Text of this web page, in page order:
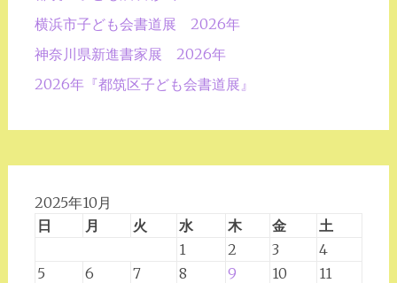
横浜市子ども会書道展 2026年
神奈川県新進書家展 2026年
2026年『都筑区子ども会書道展』
2025年10月
日
月 火 水 木 金
土
1
2 3
4
5
6 7 8 9 10
11